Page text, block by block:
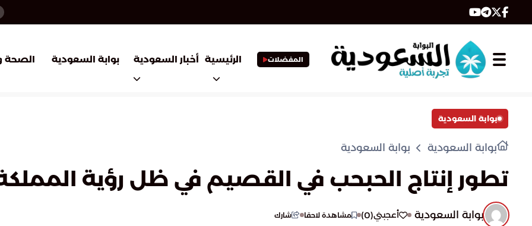
المفضلات الرئيسية أخبار السعودية بوابة السعودية الصحة
بوابة السعودية
بوابة السعودية بوابة السعودية
تطور إنتاج الحبحب في القصيم في ظل رؤية
بوابة السعودية أعجبني(
0
) مشاهدة لاحقا شارك